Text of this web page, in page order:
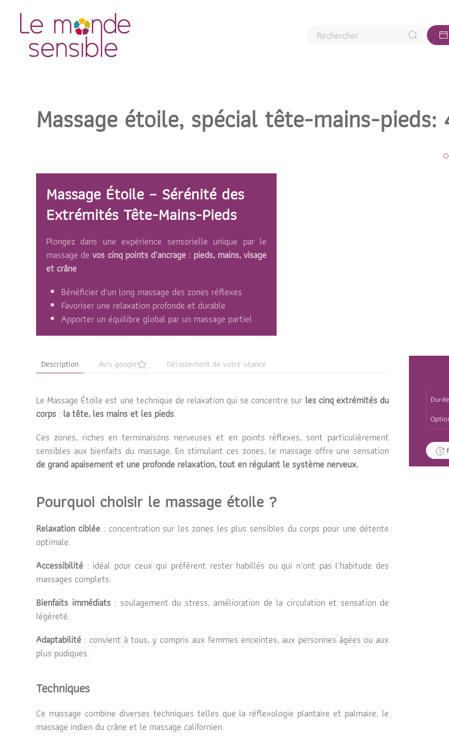
Accéder au contenu principal
Massage étoile, spécial tête-mains-pieds:
Massage Étoile – Sérénité des
Extrémités Tête-Mains-Pieds
Plongez dans une expérience sensorielle unique par le
massage de vos cinq points d'ancrage : pieds, mains, visage
et crâne
Bénéficier d'un long massage des zones réflexes
Favoriser une relaxation profonde et durable
Apporter un équilibre global par un massage partiel
Description Avis google Déroulement de votre séance
Le Massage Étoile est une technique de relaxation qui se concentre sur les cinq extrémités du
corps : la tête, les mains et les pieds.
Ces zones, riches en terminaisons nerveuses et en points réflexes, sont particulièrement
sensibles aux bienfaits du massage. En stimulant ces zones, le massage offre une sensation
de grand apaisement et une profonde relaxation, tout en régulant le système nerveux.
Pourquoi choisir le massage étoile ?
Relaxation ciblée : concentration sur les zones les plus sensibles du corps pour une détente
optimale.
Accessibilité : idéal pour ceux qui préfèrent rester habillés ou qui n'ont pas l'habitude des
massages complets.
Bienfaits immédiats: soulagement du stress, amélioration de la circulation et sensation de
légèreté.
Adaptabilité : convient à tous, y compris aux femmes enceintes, aux personnes âgées ou aux
plus pudiques.
Techniques
Ce massage combine diverses techniques telles que la réflexologie plantaire et palmaire, le
massage indien du crâne et le massage californien.